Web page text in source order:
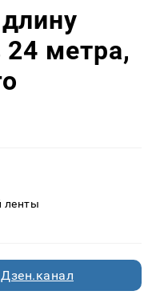
24 метра,
ленты